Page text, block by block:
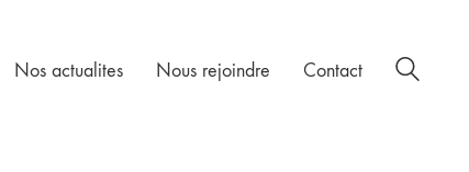
Nos actualites Nous rejoindre Contact